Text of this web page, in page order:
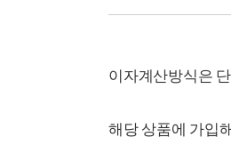
이자계산방식은
해당 상품에 가입